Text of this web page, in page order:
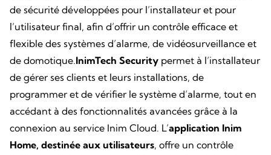
de sécurité développées pour l’installateur et pour
l’utilisateur final, afin d’offrir un contrôle efficace et
flexible des systèmes d’alarme, de vidéosurveillance et
de domotique.InimTech Security permet à l’installateur
de gérer ses clients et leurs installations, de
programmer et de vérifier le système d’alarme, tout en
accédant à des fonctionnalités avancées grâce à la
connexion au service Inim Cloud. L’application Inim
Home, destinée aux utilisateurs, offre un contrôle